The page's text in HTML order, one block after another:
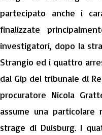
partecipato anche i
finalizzate
investigatori, dopo la
Strangio ed i quattro
dal Gip del tribunale di
procuratore Nicola
assume una particolare
strage di Duisburg. I